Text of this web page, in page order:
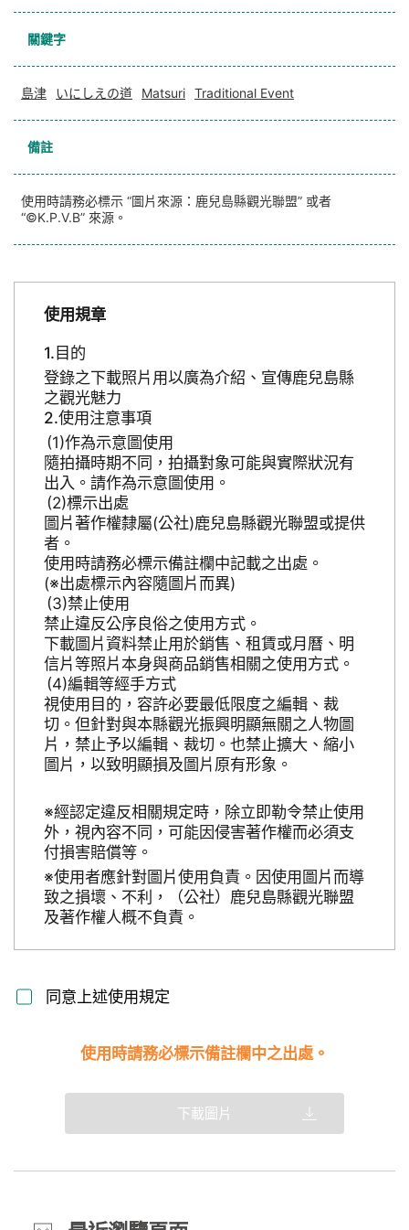
關鍵字
島津 いにしえの道 Matsuri Traditional Event
備註
使用時請務必標示 “圖片來源：鹿兒島縣觀光聯盟” 或者
“©K.P.V.B” 來源。
使用規章
目的
登錄之下載照片用以廣為介紹、宣傳鹿兒島縣
之觀光魅力
使用注意事項
作為示意圖使用
隨拍攝時期不同，拍攝對象可能與實際狀況有
出入。請作為示意圖使用。
標示出處
圖片著作權隸屬(公社)鹿兒島縣觀光聯盟或提供
者。
使用時請務必標示備註欄中記載之出處。
(※出處標示內容隨圖片而異)
禁止使用
禁止違反公序良俗之使用方式。
下載圖片資料禁止用於銷售、租賃或月曆、明
信片等照片本身與商品銷售相關之使用方式。
編輯等經手方式
視使用目的，容許必要最低限度之編輯、裁
切。但針對與本縣觀光振興明顯無關之人物圖
片，禁止予以編輯、裁切。也禁止擴大、縮小
圖片，以致明顯損及圖片原有形象。
※經認定違反相關規定時，除立即勒令禁止使用
外，視內容不同，可能因侵害著作權而必須支
付損害賠償等。
※使用者應針對圖片使用負責。因使用圖片而導
致之損壞、不利，（公社）鹿兒島縣觀光聯盟
及著作權人概不負責。
同意上述使用規定
使用時請務必標示備註欄中之出處。
下載圖片